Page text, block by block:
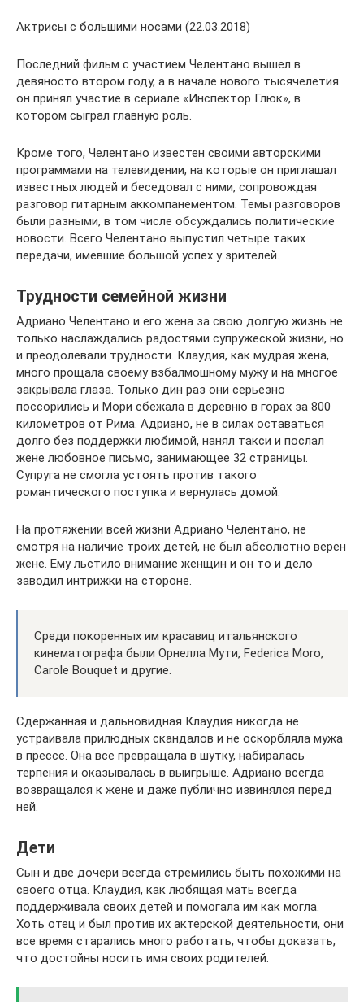
Актрисы с большими носами (22.03.2018)
Последний фильм с участием Челентано вышел в
девяносто втором году, а в начале нового тысячелетия
он принял участие в сериале «Инспектор Глюк», в
котором сыграл главную роль.
Кроме того, Челентано известен своими авторскими
программами на телевидении, на которые он приглашал
известных людей и беседовал с ними, сопровождая
разговор гитарным аккомпанементом. Темы разговоров
были разными, в том числе обсуждались политические
новости. Всего Челентано выпустил четыре таких
передачи, имевшие большой успех у зрителей.
Трудности семейной жизни
Адриано Челентано и его жена за свою долгую жизнь не
только наслаждались радостями супружеской жизни, но
и преодолевали трудности. Клаудия, как мудрая жена,
много прощала своему взбалмошному мужу и на многое
закрывала глаза. Только дин раз они серьезно
поссорились и Мори сбежала в деревню в горах за 800
километров от Рима. Адриано, не в силах оставаться
долго без поддержки любимой, нанял такси и послал
жене любовное письмо, занимающее 32 страницы.
Супруга не смогла устоять против такого
романтического поступка и вернулась домой.
На протяжении всей жизни Адриано Челентано, не
смотря на наличие троих детей, не был абсолютно верен
жене. Ему льстило внимание женщин и он то и дело
заводил интрижки на стороне.
Среди покоренных им красавиц итальянского
кинематографа были Орнелла Мути, Federica Moro,
Carole Bouquet и другие.
Сдержанная и дальновидная Клаудия никогда не
устраивала прилюдных скандалов и не оскорбляла мужа
в прессе. Она все превращала в шутку, набиралась
терпения и оказывалась в выигрыше. Адриано всегда
возвращался к жене и даже публично извинялся перед
ней.
Дети
Сын и две дочери всегда стремились быть похожими на
своего отца. Клаудия, как любящая мать всегда
поддерживала своих детей и помогала им как могла.
Хоть отец и был против их актерской деятельности, они
все время старались много работать, чтобы доказать,
что достойны носить имя своих родителей.